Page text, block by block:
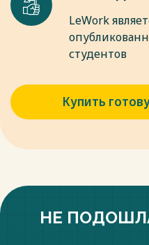
LeWork
студентов
Купить
НЕ